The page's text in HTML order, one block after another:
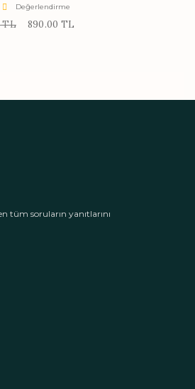
Değerlendirme
TL 890.00 TL
tüm soruların yanıtlarını